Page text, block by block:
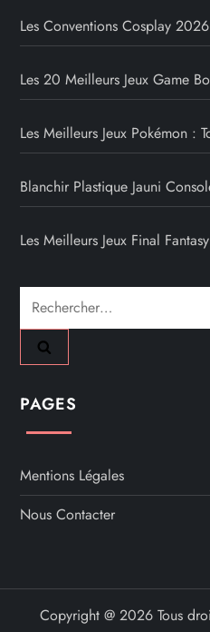
Les Conventions Cosplay
Les 20 Meilleurs Jeux Game
Les Meilleurs Jeux Pokémon :
Blanchir Plastique Jauni
Les Meilleurs Jeux Final
Rechercher :
PAGES
Mentions Légales
Nous Contacter
Copyright @ 2026 Tous